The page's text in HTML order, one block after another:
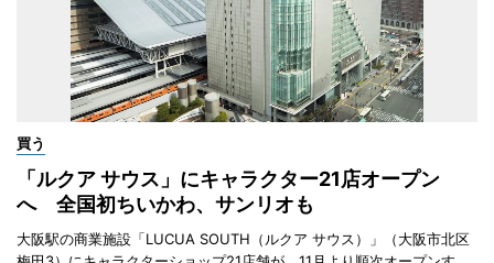
買う
「ルクア サウス」にキャラクター21店オープン
へ 全国初ちいかわ、サンリオも
大阪駅の商業施設「LUCUA SOUTH（ルクア サウス）」（大阪市北区